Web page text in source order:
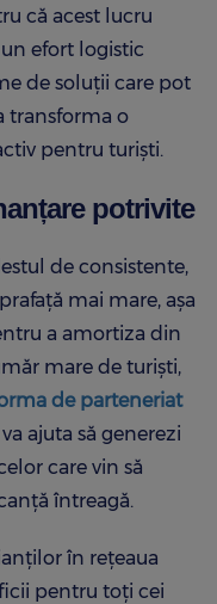
că acest lucru
efort logistic
de soluții care pot
transforma o
pentru turiști.
potrivite
de consistente,
mai mare, așa
a amortiza din
mare de turiști,
de parteneriat
ajuta să generezi
care vin să
întreagă.
în rețeaua
pentru toți cei